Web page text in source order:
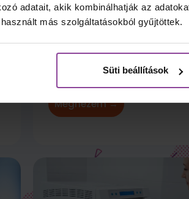
adatait, akik kombinálhatják az
más szolgáltatásokból gyűjtöttek.
Süti beállítások
Egészségügyi
gyakorlatvezető
Megnézem →